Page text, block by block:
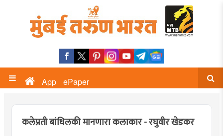
App ePaper
कलेप्रती बांधिलकी मानणारा कलाकार - रघुवीर खेडकर